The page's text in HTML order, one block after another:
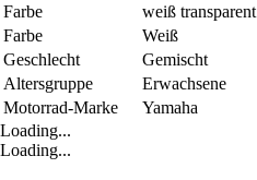
Farbe
weiß transparent
Farbe
Weiß
Geschlecht
Gemischt
Altersgruppe
Erwachsene
Motorrad-Marke
Yamaha
Loading...
Loading...